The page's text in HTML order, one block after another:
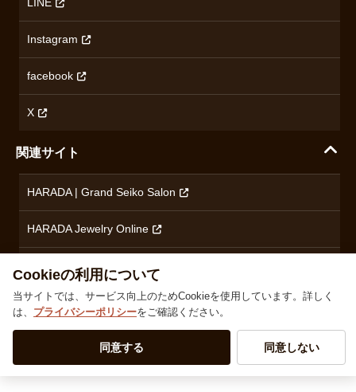
ロンジン
チューダー
ブランド一覧を見る
プライバシーポリシー
無断転載・商用利用について
コンテンツ制作ポリシーおよび生成AIの利用指針
Instagram
facebook
X
関連サイト
HARADA | Grand Seiko Salon
HARADA Jewelry Online
ハラダブライダル
Cookieの利用について
当サイトでは、サービス向上のためCookieを使用しています。詳しく
は、 プライバシーポリシーをご確認ください。
同意する 同意しない